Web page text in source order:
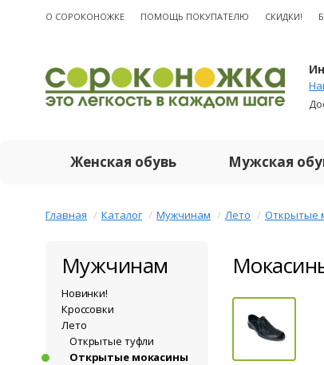
О CОРОКОНОЖКЕ ПОМОЩЬ ПОКУПАТЕЛЮ СКИДКИ!
Женская обувь Мужская
Главная Каталог Мужчинам Лето Открытые
Мужчинам
Новинки!
Кроссовки
Лето
Открытые туфли
Открытые мокасины